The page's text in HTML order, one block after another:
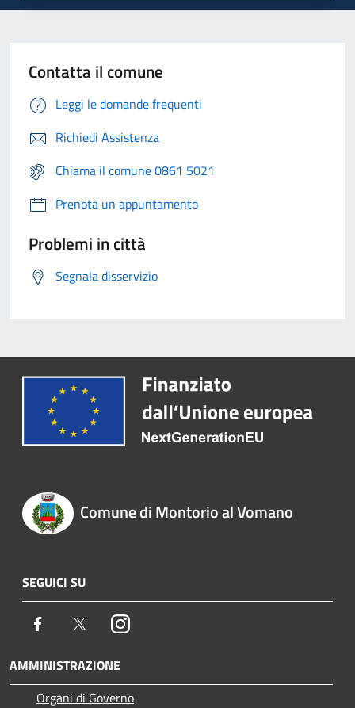
Contatta il comune
Leggi le domande frequenti
Richiedi Assistenza
Chiama il comune 0861 5021
Prenota un appuntamento
Problemi in città
Segnala disservizio
Comune di Montorio al Vomano
SEGUICI SU
Facebook TwitterInstagram
AMMINISTRAZIONE
Organi di Governo